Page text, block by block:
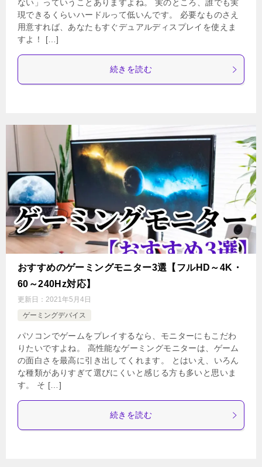
ない」っていうことありますよね。 実のところ、誰でも実
現できるくらいハードルって低いんです。 必要なものさえ
用意すれば、あなたもすぐデュアルディスプレイを使えま
すよ！ […]
続きを読む
おすすめのゲーミングモニター3選【フルHD～4K・
60～240Hz対応】
更新日： 2021年5月4日
ゲーミングデバイス
パソコンでゲームをプレイするなら、モニターにもこだわ
りたいですよね。 高性能なゲーミングモニターは、ゲーム
の面白さを最高に引き出してくれます。 とはいえ、いろん
な種類がありすぎて選びにくいと感じる方も多いと思いま
す。 そ […]
続きを読む